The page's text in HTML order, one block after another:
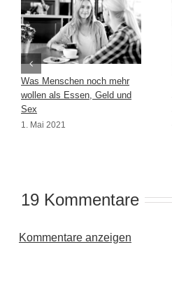
Was Menschen noch mehr
wollen als Essen, Geld und
Sex
1. Mai 2021
19 Kommentare
Kommentare anzeigen